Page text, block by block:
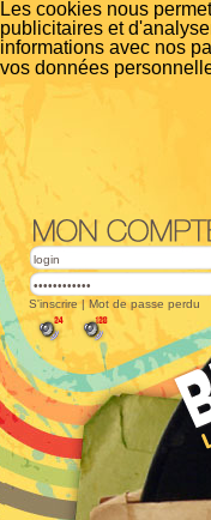
Les cookies nous
publicitaires et
informations avec nos
vos données
S'inscrire | Mot de passe perdu